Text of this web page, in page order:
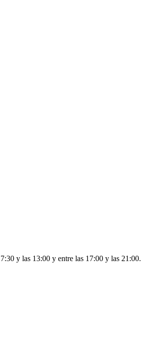
y las 13:00 y entre las 17:00 y las 21:00.